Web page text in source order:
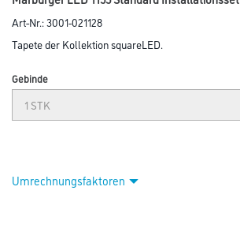
Art-Nr.:3001-021128
Tapete der Kollektion squareLED.
Gebinde
Umrechnungsfaktoren